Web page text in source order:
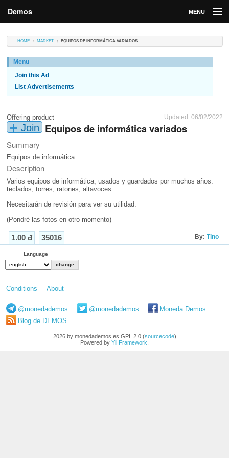
Demos MENU
Market
Login
HOME MARKET EQUIPOS DE INFORMÁTICA VARIADOS
Menu
Join this Ad
List Advertisements
Updated: 06/02/2022
Offering product
Join Equipos de informática variados
Summary
Equipos de informática
Description
Varios equipos de informática, usados y guardados por muchos años:
teclados, torres, ratones, altavoces...
Necesitarán de revisión para ver su utilidad.
(Pondré las fotos en otro momento)
1.00 đ 35016 By: Tino
Language
Conditions About
@monedademos @monedademos
Moneda Demos
Blog de DEMOS
2026 by monedademos.es GPL 2.0 (sourcecode)
Powered by Yii Framework